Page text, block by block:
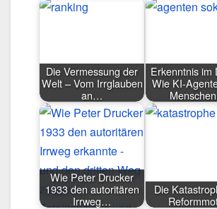
Die Vermessung der
Welt – Vom Irrglauben
an…
Erkenntnis im
Wie KI-
Wie Peter Drucker
1933 den autoritären
Irrweg…
Die